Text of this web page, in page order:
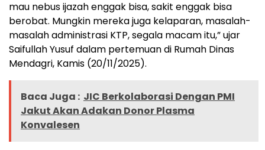
mau nebus ijazah enggak bisa, sakit enggak bisa
berobat. Mungkin mereka juga kelaparan, masalah-
masalah administrasi KTP, segala macam itu,” ujar
Saifullah Yusuf dalam pertemuan di Rumah Dinas
Mendagri, Kamis (20/11/2025).
Baca Juga : JIC Berkolaborasi Dengan PMI
Jakut Akan Adakan Donor Plasma
Konvalesen